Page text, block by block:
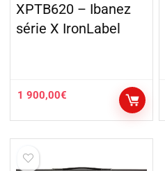
XPTB620 – Ibanez
série X IronLabel
1 900,00€